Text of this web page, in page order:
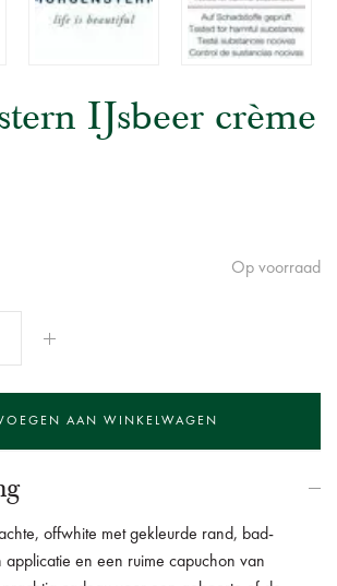
IJsbeer crème
Op voorraad
offwhite met gekleurde rand, bad-
applicatie en een ruime capuchon van